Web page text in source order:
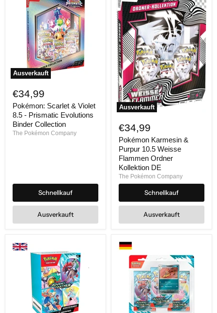
Ausverkauft
Scarlet
&
Violet
8.5
Prismatic
Evolutions
€34,99
Pokémon: Scarlet & Violet
8.5 - Prismatic Evolutions
Binder Collection
The Pokémon Company
Schnellkauf
Ausverkauft
Ausverkauft
Karmesin
&
Purpur
10.5
Weisse
Flammen
Ordner
Kollektion
DE
€34,99
Pokémon Karmesin &
Purpur 10.5 Weisse
Flammen Ordner
Kollektion DE
The Pokémon Company
Schnellkauf
Ausverkauft